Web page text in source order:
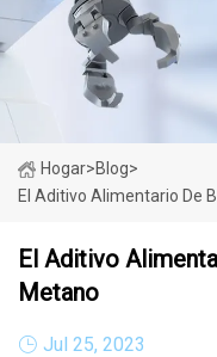
Hogar>Blog>
El Aditivo Alimentario De
El Aditivo
Metano
Jul 25, 2023